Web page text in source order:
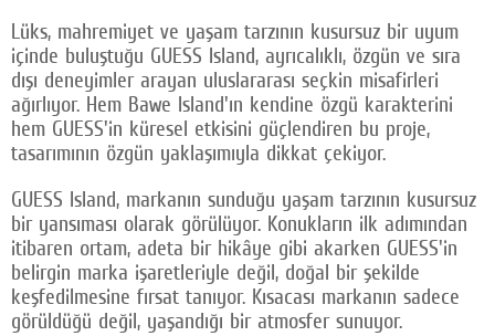
Lüks, mahremiyet ve yaşam tarzının kusursuz bir uyum
içinde buluştuğu GUESS Island, ayrıcalıklı, özgün ve sıra
dışı deneyimler arayan uluslararası seçkin misafirleri
ağırlıyor. Hem Bawe Island'ın kendine özgü karakterini
hem GUESS'in küresel etkisini güçlendiren bu proje,
tasarımının özgün yaklaşımıyla dikkat çekiyor.
GUESS Island, markanın sunduğu yaşam tarzının kusursuz
bir yansıması olarak görülüyor. Konukların ilk adımından
itibaren ortam, adeta bir hikâye gibi akarken GUESS'in
belirgin marka işaretleriyle değil, doğal bir şekilde
keşfedilmesine fırsat tanıyor. Kısacası markanın sadece
görüldüğü değil, yaşandığı bir atmosfer sunuyor.